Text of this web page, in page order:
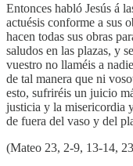
Entonces habló Jesús á
actuésis conforme a sus
hacen todas sus obras
saludos en las plazas, y
vuestro no llaméis a
de tal manera que ni
esto, sufriréis un juicio
justicia y la misericordia
de fuera del vaso y del
(Mateo 23, 2-9, 13-14,